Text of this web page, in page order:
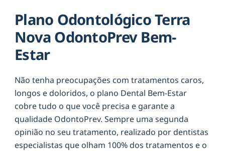
Plano Odontológico Terra
Nova OdontoPrev Bem-
Estar
Não tenha preocupações com tratamentos caros,
longos e doloridos, o plano Dental Bem-Estar
cobre tudo o que você precisa e garante a
qualidade OdontoPrev. Sempre uma segunda
opinião no seu tratamento, realizado por dentistas
especialistas que olham 100% dos tratamentos e o